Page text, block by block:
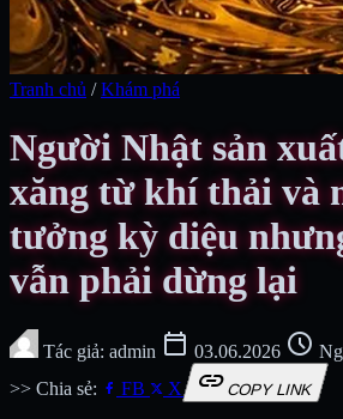
Tranh chủ / Khám phá
Người Nhật sản
xăng từ khí thải và
tưởng kỳ diệu
vẫn phải dừng lại
Tác giả: admin calendar_today 03.06.2026 schedule
>> Chia sẻ:
FB X linkCOPY LINK